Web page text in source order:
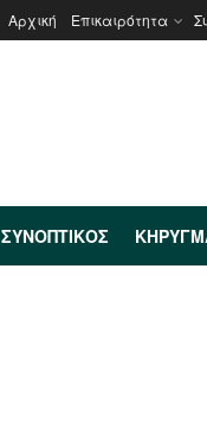
Αρχική Επικαιρότητα
ΣΥΝΟΠΤΙΚΌΣ